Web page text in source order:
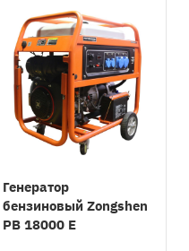
Генератор
бензиновый Zongshen
PB 18000 E